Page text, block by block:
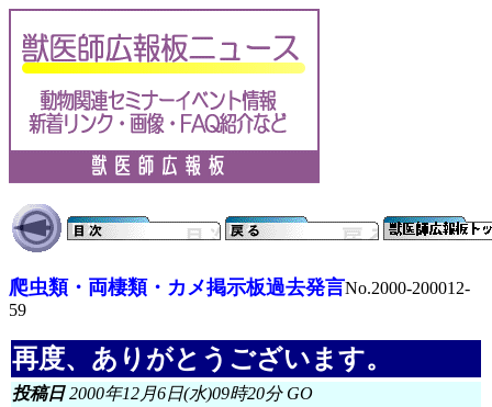
爬虫類・両棲類・カメ掲示板過去発言No.2000-200012-
59
再度、ありがとうございます。
投稿日2000年12月6日(水)09時20分 GO